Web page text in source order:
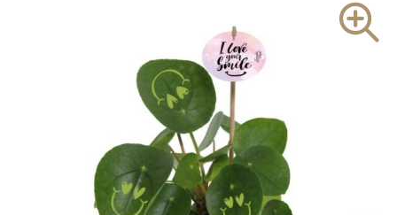
Verjaardagen
Voetbal, EK en WK